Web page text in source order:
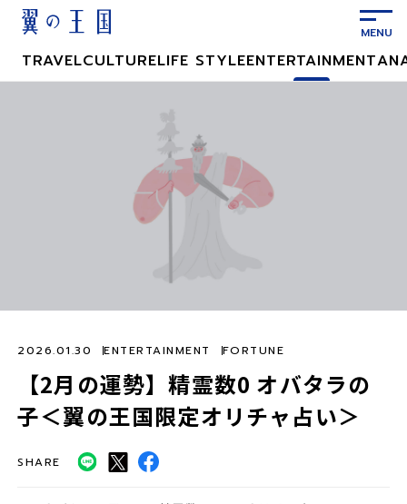
TRAVELCULTURELIFE STYLEENTERTAINMENT
【2月の運勢】精霊数0 オバタラの
子＜翼の王国限定オリチャ占い＞
2026.01.30 ENTERTAINMENT FORTUNE
SHARE